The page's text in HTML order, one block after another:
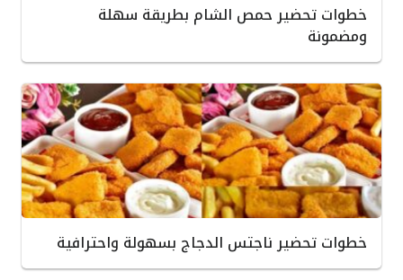
خطوات تحضير حمص الشام بطريقة سهلة
ومضمونة
خطوات تحضير ناجتس الدجاج بسهولة واحترافية